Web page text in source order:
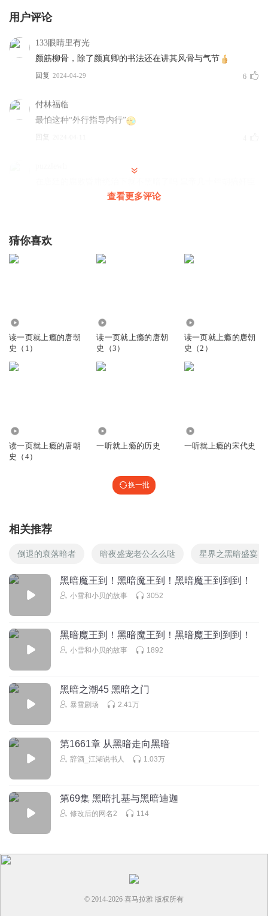
用户评论
133眼睛里有光
颜筋柳骨，除了颜真卿的书法还在讲其风骨与气节
回复 2024-04-29 6
付林福临
最怕这种“外行指导内行”
回复
几十年当道的朝局继续下去就不黑暗了吗 ……就封建年代 反
回复
查看更多评论
猜你喜欢
读一页就上瘾的唐朝
史（1）
读一页就上瘾的唐朝
史（3）
读一页就上瘾的唐朝
史（2）
读一页就上瘾的唐朝
史（4）
一听就上瘾的历史 一听就上瘾的宋代史
换一批
相关推荐
倒退的衰落暗者 暗夜盛宠老公么么哒 星界之黑暗盛宴
黑暗魔王到！黑暗魔王到！黑暗魔王到到到！
小雪和小贝的故事 3052
黑暗魔王到！黑暗魔王到！黑暗魔王到到到！
小雪和小贝的故事 1892
黑暗之潮45 黑暗之门
暴雪剧场 2.41万
第1661章 从黑暗走向黑暗
辞酒_江湖说书人 1.03万
第69集 黑暗扎基与黑暗迪迦
修改后的网名2 114
© 2014-2026 喜马拉雅 版权所有